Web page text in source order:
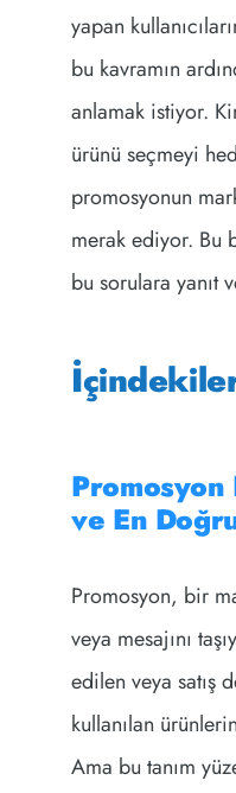
yapan
bu kavramın
anlamak istiyor.
ürünü seçmeyi
promosyonun
merak ediyor. Bu
bu sorulara yanıt
ve En
Promosyon, bir
veya mesajını
edilen veya satış
kullanılan
Ama bu tanım